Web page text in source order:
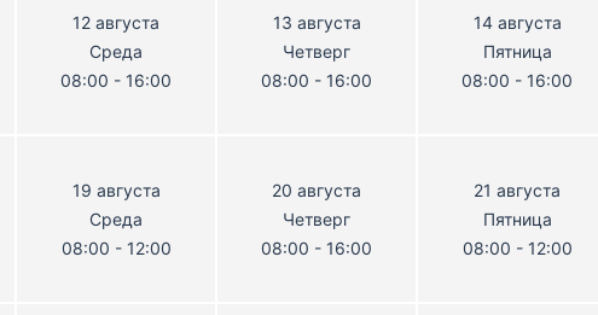
12 августа
Среда
08:00 - 16:00
13 августа
Четверг
08:00 - 16:00
14 августа
Пятница
08:00 - 16:00
19 августа
Среда
08:00 - 12:00
20 августа
Четверг
08:00 - 16:00
21 августа
Пятница
08:00 - 12:00